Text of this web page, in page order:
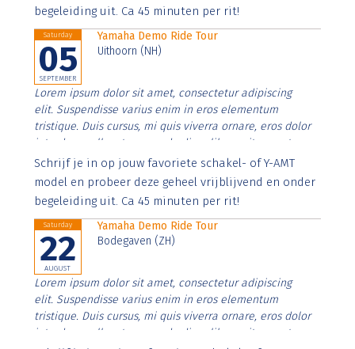
begeleiding uit. Ca 45 minuten per rit!
Saturday
05
SEPTEMBER
Yamaha Demo Ride Tour
Uithoorn (NH)
Lorem ipsum dolor sit amet, consectetur adipiscing
elit. Suspendisse varius enim in eros elementum
tristique. Duis cursus, mi quis viverra ornare, eros dolor
interdum nulla, ut commodo diam libero vitae erat.
Aenean faucibus nibh et justo cursus id rutrum lorem
imperdiet. Nunc ut sem vitae risus tristique posuere.
Schrijf je in op jouw favoriete schakel- of Y-AMT
model en probeer deze geheel vrijblijvend en onder
begeleiding uit. Ca 45 minuten per rit!
Saturday
22
AUGUST
Yamaha Demo Ride Tour
Bodegaven (ZH)
Lorem ipsum dolor sit amet, consectetur adipiscing
elit. Suspendisse varius enim in eros elementum
tristique. Duis cursus, mi quis viverra ornare, eros dolor
interdum nulla, ut commodo diam libero vitae erat.